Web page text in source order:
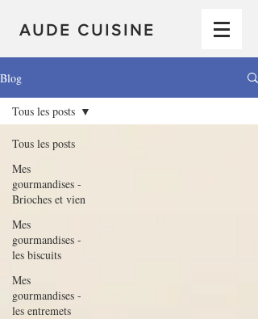
AUDE CUISINE
Blog
Tous les posts
Mes
gourmandises -
Brioches et vien
Mes
gourmandises -
les biscuits
Mes
gourmandises -
les entremets
Tous les posts